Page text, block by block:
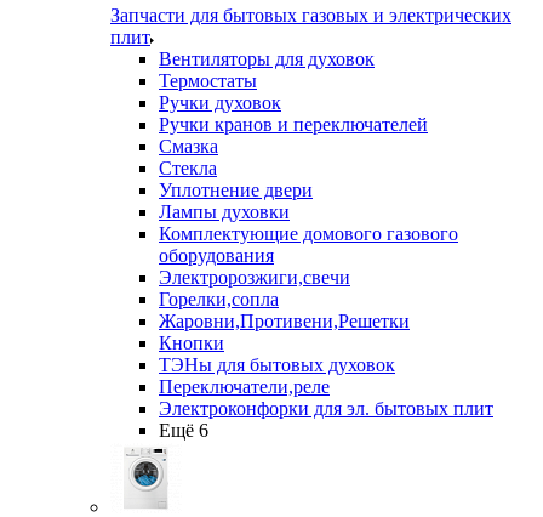
Запчасти для бытовых газовых и электрических
плит
Вентиляторы для духовок
Термостаты
Ручки духовок
Ручки кранов и переключателей
Смазка
Стекла
Уплотнение двери
Лампы духовки
Комплектующие домового газового
оборудования
Электророзжиги,свечи
Горелки,сопла
Жаровни,Противени,Решетки
Кнопки
ТЭНы для бытовых духовок
Переключатели,реле
Электроконфорки для эл. бытовых плит
Ещё 6